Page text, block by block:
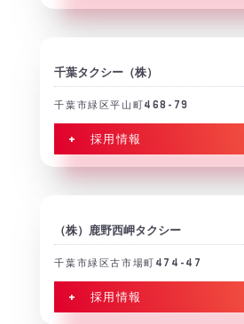
千葉タクシー（株）
千葉市緑区平山町468-79
+ 採用情報
（株）鹿野西岬タクシー
千葉市緑区古市場町474-47
+ 採用情報